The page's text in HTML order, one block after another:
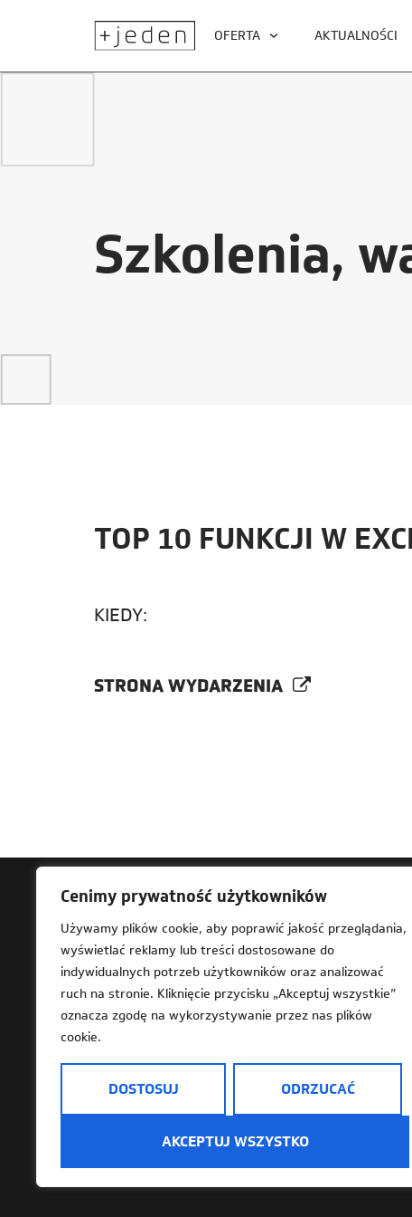
Cenimy prywatność użytkowników
Używamy plików cookie, aby poprawić jakość przeglądania,
wyświetlać reklamy lub treści dostosowane do
indywidualnych potrzeb użytkowników oraz analizować
ruch na stronie. Kliknięcie przycisku „Akceptuj wszystkie”
oznacza zgodę na wykorzystywanie przez nas plików
cookie.
DOSTOSUJ ODRZUCAĆ
AKCEPTUJ WSZYSTKO
OFERTA AKTUALNOŚCI
Szkolenia,
TOP 10 FUNKCJI W
KIEDY:
STRONA WYDARZENIA
Adres
Za
Deklaracja dostępności Mapa strony